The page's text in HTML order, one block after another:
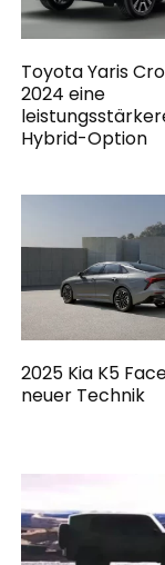
Toyota Yaris
2024 eine
Hybrid-Option
2025 Kia K5
neuer Technik